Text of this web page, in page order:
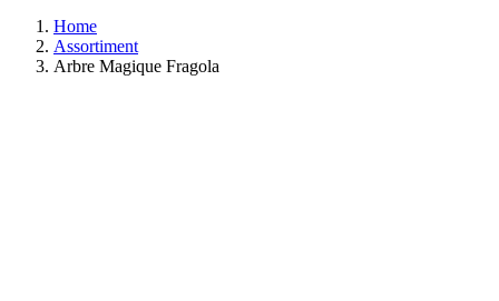
Home
Assortiment
Arbre Magique Fragola